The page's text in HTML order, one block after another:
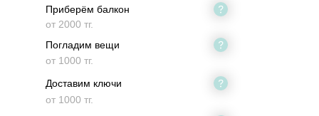
Приберём балкон
Погладим вещи
Доставим ключи
от 2000 тг.
от 1000 тг.
от 1000 тг.